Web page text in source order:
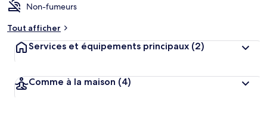
Non-fumeurs
Tout afficher
Services et équipements principaux (2)
Comme à la maison (4)